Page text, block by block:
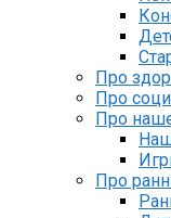
Про
Про
Про
Про